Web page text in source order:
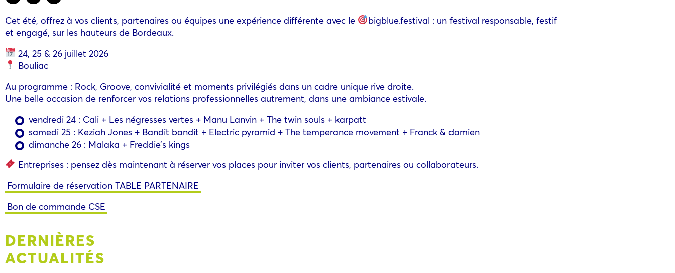
Cet été, offrez à vos clients, partenaires ou équipes une expérience différente avec le
bigblue.festival : un festival responsable, festif
et engagé, sur les hauteurs de Bordeaux.
24, 25 & 26 juillet 2026
Bouliac
Au programme : Rock, Groove, convivialité et moments privilégiés dans un cadre unique rive droite.
Une belle occasion de renforcer vos relations professionnelles autrement, dans une ambiance estivale.
vendredi 24 : Cali + Les négresses vertes + Manu Lanvin + The twin souls + karpatt
samedi 25 : Keziah Jones + Bandit bandit + Electric pyramid + The temperance movement + Franck & damien
dimanche 26 : Malaka + Freddie’s kings
Entreprises : pensez dès maintenant à réserver vos places pour inviter vos clients, partenaires ou collaborateurs.
Formulaire de réservation TABLE PARTENAIRE
Bon de commande CSE
DERNIÈRES
ACTUALITÉS